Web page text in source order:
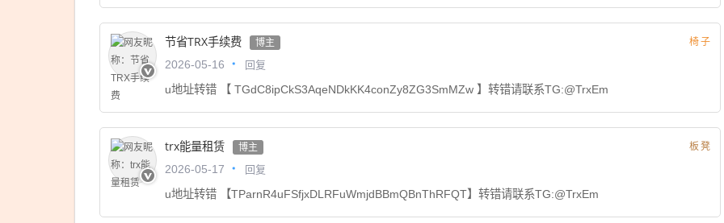
节省TRX手续费 博主 椅子
2026-05-16 回复
u地址转错 【 TGdC8ipCkS3AqeNDkKK4conZy8ZG3SmMZw 】转错请联系TG:@TrxEm
trx能量租赁 博主 板凳
2026-05-17 回复
u地址转错 【TParnR4uFSfjxDLRFuWmjdBBmQBnThRFQT】转错请联系TG:@TrxEm